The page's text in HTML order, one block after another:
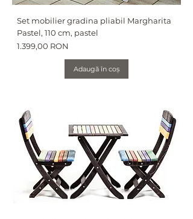
Set mobilier gradina pliabil Margharita
Pastel, 110 cm, pastel
Preț
1.399,00 RON
Adaugă în coș